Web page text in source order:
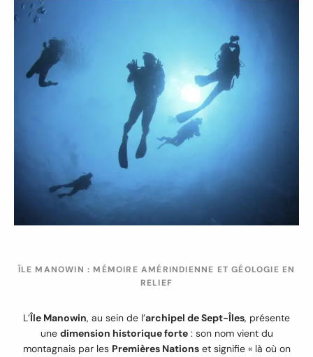
ÎLE MANOWIN : MÉMOIRE AMÉRINDIENNE ET GÉOLOGIE EN
RELIEF
L’Île Manowin, au sein de l’archipel de Sept-Îles, présente
une dimension historique forte: son nom vient du
montagnais par les Premières Nationset signifie « là où on